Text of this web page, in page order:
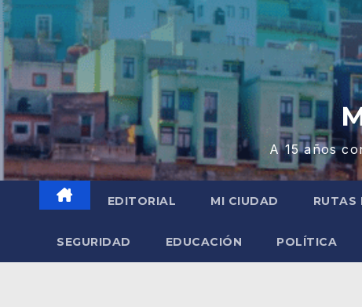
A 15 años
EDITORIAL MI CIUDAD RUTAS
SEGURIDAD EDUCACIÓN POLÍTICA